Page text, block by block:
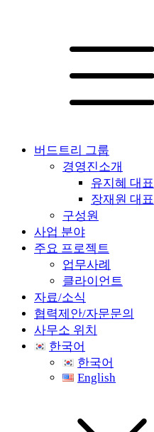
버드트리 그룹
경영진소개
유지혜 대표
장재원 대표
구성원
사업 분야
주요 프로젝트
업무사례
클라이언트
자료/소식
협력제안/자문문의
사무소 위치
한국어
한국어
English